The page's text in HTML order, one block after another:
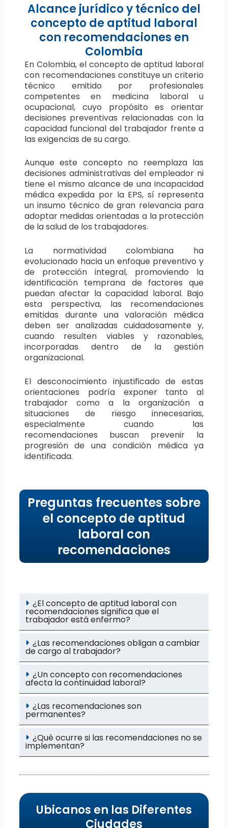
Alcance jurídico y técnico del
concepto de aptitud laboral
con recomendaciones en
Colombia
En Colombia, el concepto de aptitud laboral
con recomendaciones constituye un criterio
técnico emitido por profesionales
competentes en medicina laboral u
ocupacional, cuyo propósito es orientar
decisiones preventivas relacionadas con la
capacidad funcional del trabajador frente a
las exigencias de su cargo.
Aunque este concepto no reemplaza las
decisiones administrativas del empleador ni
tiene el mismo alcance de una incapacidad
médica expedida por la EPS, sí representa
un insumo técnico de gran relevancia para
adoptar medidas orientadas a la protección
de la salud de los trabajadores.
La normatividad colombiana ha
evolucionado hacia un enfoque preventivo y
de protección integral, promoviendo la
identificación temprana de factores que
puedan afectar la capacidad laboral. Bajo
esta perspectiva, las recomendaciones
emitidas durante una valoración médica
deben ser analizadas cuidadosamente y,
cuando resulten viables y razonables,
incorporadas dentro de la gestión
organizacional.
El desconocimiento injustificado de estas
orientaciones podría exponer tanto al
trabajador como a la organización a
situaciones de riesgo innecesarias,
especialmente cuando las
recomendaciones buscan prevenir la
progresión de una condición médica ya
identificada.
Preguntas frecuentes sobre
el concepto de aptitud
laboral con
recomendaciones
¿El concepto de aptitud laboral con
recomendaciones significa que el
trabajador está enfermo?
¿Las recomendaciones obligan a cambiar
de cargo al trabajador?
¿Un concepto con recomendaciones
afecta la continuidad laboral?
¿Las recomendaciones son
permanentes?
¿Qué ocurre si las recomendaciones no se
implementan?
Ubicanos en las Diferentes
Ciudades